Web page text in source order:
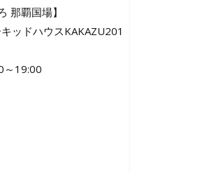
那覇国場】
ッドハウスKAKAZU201
19:00